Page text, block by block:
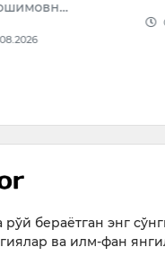
09:11 / 07.08.2026
бераётган энг
ва илм-фан